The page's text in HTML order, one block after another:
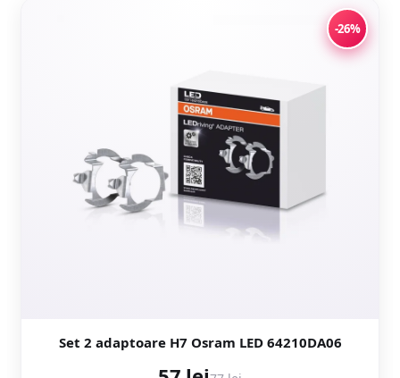
-26%
Set 2 adaptoare H7 Osram LED 64210DA06